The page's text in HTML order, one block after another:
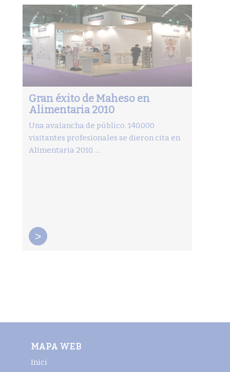
Gran éxito de Maheso en
Alimentaria 2010
Una avalancha de público. 140.000
visitantes profesionales se dieron cita en
Alimentaria 2010. ...
>
MAPA WEB
Inici